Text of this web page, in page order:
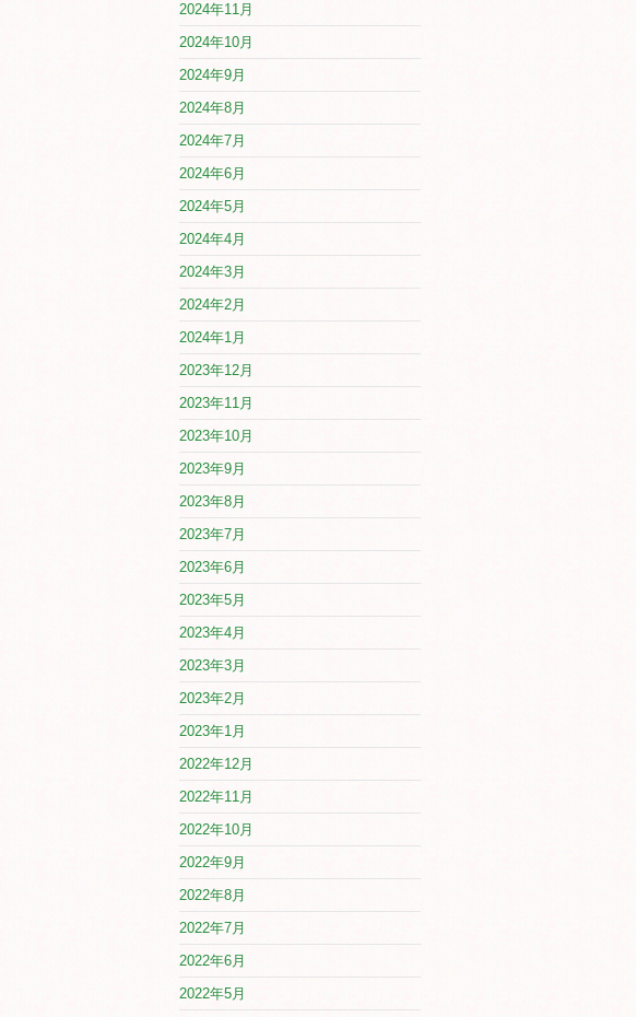
2024年11月
2024年10月
2024年9月
2024年8月
2024年7月
2024年6月
2024年5月
2024年4月
2024年3月
2024年2月
2024年1月
2023年12月
2023年11月
2023年10月
2023年9月
2023年8月
2023年7月
2023年6月
2023年5月
2023年4月
2023年3月
2023年2月
2023年1月
2022年12月
2022年11月
2022年10月
2022年9月
2022年8月
2022年7月
2022年6月
2022年5月